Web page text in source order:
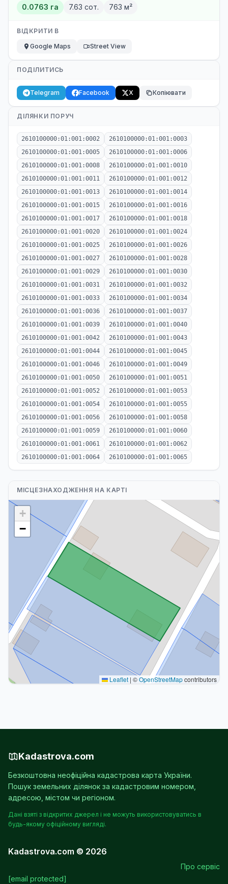
0.0763 га 7.63 сот. 763 м²
ВІДКРИТИ В
Google Maps
Street View
ПОДІЛИТИСЬ
Telegram Facebook X Копіювати
ДІЛЯНКИ ПОРУЧ
2610100000:01:001:0002
2610100000:01:001:0003
2610100000:01:001:0005
2610100000:01:001:0006
2610100000:01:001:0008
2610100000:01:001:0010
2610100000:01:001:0011
2610100000:01:001:0012
2610100000:01:001:0013
2610100000:01:001:0014
2610100000:01:001:0015
2610100000:01:001:0016
2610100000:01:001:0017
2610100000:01:001:0018
2610100000:01:001:0020
2610100000:01:001:0024
2610100000:01:001:0025
2610100000:01:001:0026
2610100000:01:001:0027
2610100000:01:001:0028
2610100000:01:001:0029
2610100000:01:001:0030
2610100000:01:001:0031
2610100000:01:001:0032
2610100000:01:001:0033
2610100000:01:001:0034
2610100000:01:001:0036
2610100000:01:001:0037
2610100000:01:001:0039
2610100000:01:001:0040
2610100000:01:001:0042
2610100000:01:001:0043
2610100000:01:001:0044
2610100000:01:001:0045
2610100000:01:001:0046
2610100000:01:001:0049
2610100000:01:001:0050
2610100000:01:001:0051
2610100000:01:001:0052
2610100000:01:001:0053
2610100000:01:001:0054
2610100000:01:001:0055
2610100000:01:001:0056
2610100000:01:001:0058
2610100000:01:001:0059
2610100000:01:001:0060
2610100000:01:001:0061
2610100000:01:001:0062
2610100000:01:001:0064
2610100000:01:001:0065
МІСЦЕЗНАХОДЖЕННЯ НА КАРТІ
+
−
Leaflet | ©OpenStreetMapcontributors
Kadastrova.com
Безкоштовна неофіційна кадастрова карта України.
Пошук земельних ділянок за кадастровим номером,
адресою, містом чи регіоном.
Дані взяті з відкритих джерел і не можуть використовуватись в
будь-якому офіційному вигляді.
Kadastrova.com © 2026
Про сервіс
[email protected]